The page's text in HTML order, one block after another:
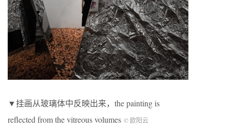
▼挂画从玻璃体中反映出来，the painting is
reflected from the vitreous volumes © 欧阳云